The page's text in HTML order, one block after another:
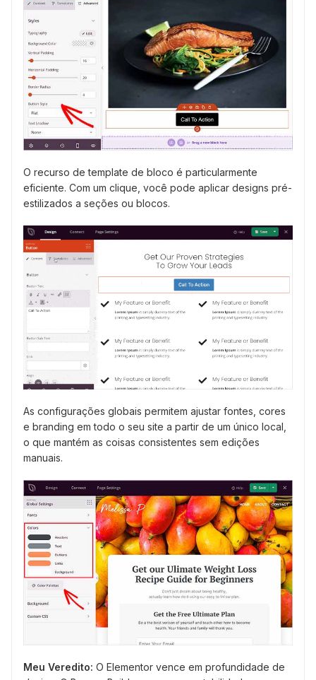
O recurso de template de bloco é particularmente
eficiente. Com um clique, você pode aplicar designs pré-
estilizados a seções ou blocos.
As configurações globais permitem ajustar fontes, cores
e branding em todo o seu site a partir de um único local,
o que mantém as coisas consistentes sem edições
manuais.
Meu Veredito: O Elementor vence em profundidade de